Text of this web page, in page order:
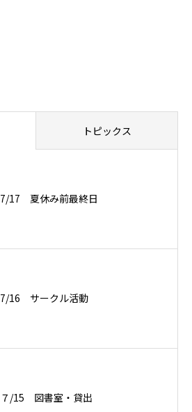
トピックス
7/17 夏休み前最終日
7/16 サークル活動
７/15 図書室・貸出